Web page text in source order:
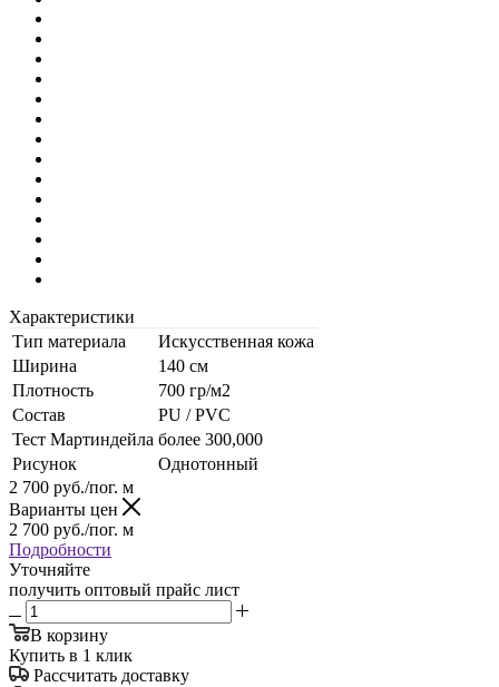
Характеристики
Тип материала
Искусственная кожа
Ширина
140 см
Плотность
700 гр/м2
Состав
PU / PVC
Тест Мартиндейла более 300,000
Рисунок
Однотонный
2 700 руб./пог. м
Варианты цен
2 700 руб./пог. м
Подробности
Уточняйте
получить оптовый прайс лист
В корзину
Купить в 1 клик
Рассчитать доставку